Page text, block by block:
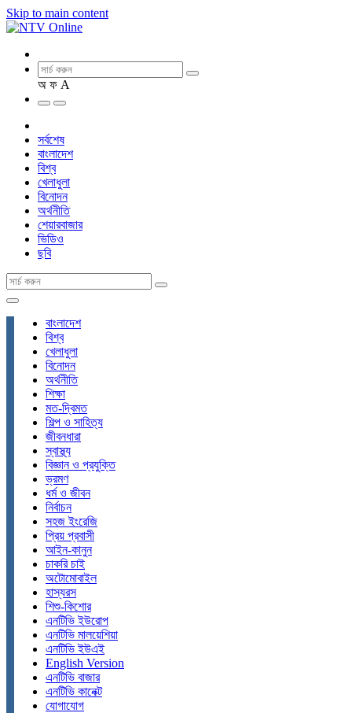
Skip to main content
অ ফ A
সর্বশেষ
বাংলাদেশ
বিশ্ব
খেলাধুলা
বিনোদন
অর্থনীতি
শেয়ারবাজার
ভিডিও
ছবি
বাংলাদেশ
বিশ্ব
খেলাধুলা
বিনোদন
অর্থনীতি
শিক্ষা
মত-দ্বিমত
শিল্প ও সাহিত্য
জীবনধারা
স্বাস্থ্য
বিজ্ঞান ও প্রযুক্তি
ভ্রমণ
ধর্ম ও জীবন
নির্বাচন
সহজ ইংরেজি
প্রিয় প্রবাসী
আইন-কানুন
চাকরি চাই
অটোমোবাইল
হাস্যরস
শিশু-কিশোর
এনটিভি ইউরোপ
এনটিভি মালয়েশিয়া
এনটিভি ইউএই
English Version
এনটিভি বাজার
এনটিভি কানেক্ট
যোগাযোগ